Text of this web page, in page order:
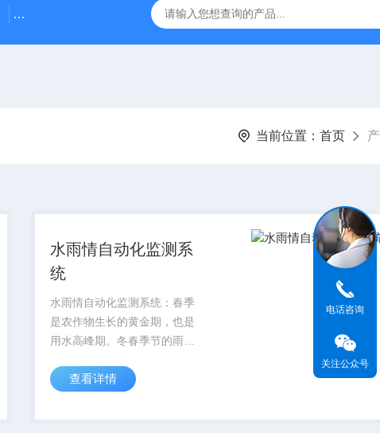
JC-FZ5大气负氧离子监测站 JC-ZS07多参数污水在线检测仪
当前位置： 首页
水雨情自动化监测系
统
水雨情自动化监测系统：春季
是农作物生长的黄金期，也是
用水高峰期。冬春季节的雨雪
关系到春耕生产的顺利开展。
查看详情
电话咨询
关注公众号